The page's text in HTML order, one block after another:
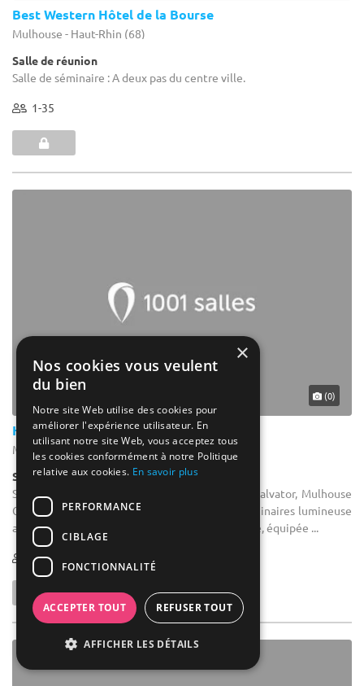
Best Western Hôtel de la Bourse
Mulhouse - Haut-Rhin (68)
Salle de réunion
Salle de séminaire : A deux pas du centre ville.
1-35
(0)
Hôtel Salvator
Mulhouse - Haut-Rhin (68)
Salle de réception
Salle de séminaire : The Originals City, Hôtel Salvator, Mulhouse
Centre met à votre disposition une salle de séminaires lumineuse
avec une vue panoramique sur les toits de la ville, équipée ...
1-30
×
Nos cookies vous veulent
du bien
Notre site Web utilise des cookies pour
améliorer l'expérience utilisateur. En
utilisant notre site Web, vous acceptez tous
les cookies conformément à notre Politique
relative aux cookies. En savoir plus
PERFORMANCE
CIBLAGE
FONCTIONNALITÉ
ACCEPTER TOUT REFUSER TOUT
AFFICHER LES DÉTAILS